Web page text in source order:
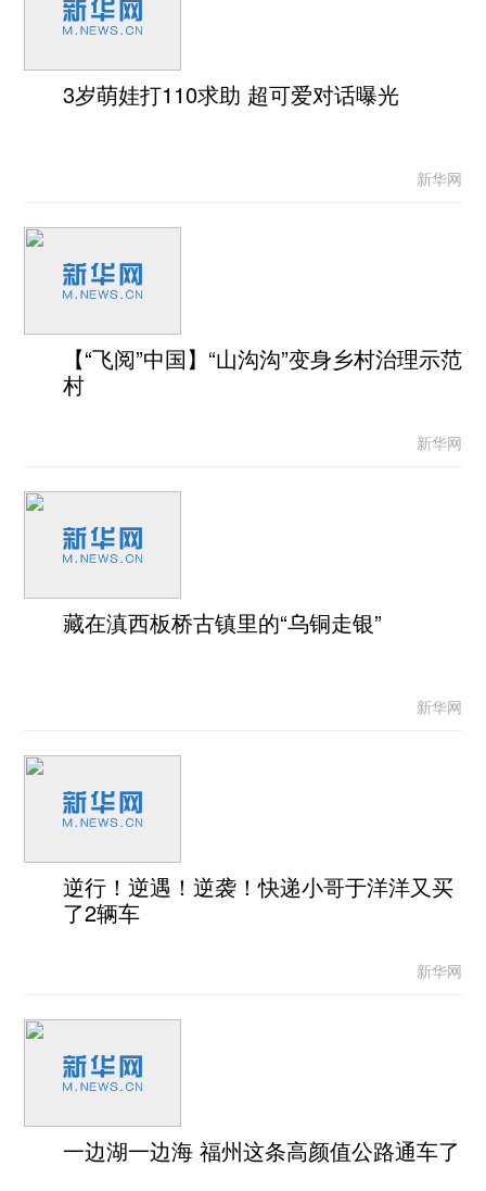
3岁萌娃打110求助 超可爱对话曝光
新华网
【“飞阅”中国】“山沟沟”变身乡村治理示范
村
新华网
藏在滇西板桥古镇里的“乌铜走银”
新华网
逆行！逆遇！逆袭！快递小哥于洋洋又买
了2辆车
新华网
一边湖一边海 福州这条高颜值公路通车了